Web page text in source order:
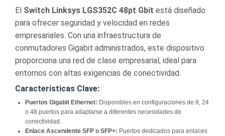
El Switch Linksys LGS352C 48pt Gbit está diseñado
para ofrecer seguridad y velocidad en redes
empresariales. Con una infraestructura de
conmutadores Gigabit administrados, este dispositivo
proporciona una red de clase empresarial, ideal para
entornos con altas exigencias de conectividad.
Características Clave:
Puertos Gigabit Ethernet: Disponibles en configuraciones de 8, 24
o 48 puertos para adaptarse a diferentes necesidades de
conectividad.
Enlace Ascendente SFP o SFP+: Puertos dedicados para enlaces